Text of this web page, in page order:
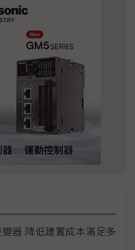
器 降低建置成本滿足多